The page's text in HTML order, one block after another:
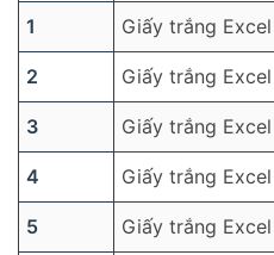
1 Giấy trắng
2 Giấy trắng
3 Giấy trắng
4 Giấy trắng
5 Giấy trắng